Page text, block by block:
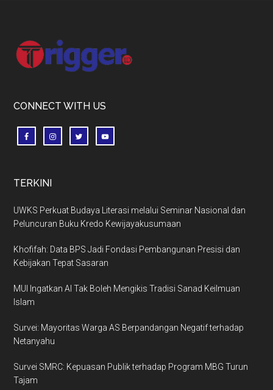
Footer
CONNECT WITH US
TERKINI
UWKS Perkuat Budaya Literasi melalui Seminar Nasional dan
Peluncuran Buku Kredo Kewijayakusumaan
Khofifah: Data BPS Jadi Fondasi Pembangunan Presisi dan
Kebijakan Tepat Sasaran
MUI Ingatkan AI Tak Boleh Mengikis Tradisi Sanad Keilmuan
Islam
Survei: Mayoritas Warga AS Berpandangan Negatif terhadap
Netanyahu
Survei SMRC: Kepuasan Publik terhadap Program MBG Turun
Tajam